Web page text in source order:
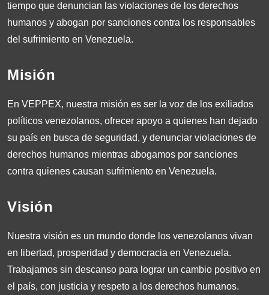
tiempo que denuncian las violaciones de los derechos
humanos y abogan por sanciones contra los responsables
del sufrimiento en Venezuela.
Misión
En VEPPEX, nuestra misión es ser la voz de los exiliados
políticos venezolanos, ofrecer apoyo a quienes han dejado
su país en busca de seguridad, y denunciar violaciones de
derechos humanos mientras abogamos por sanciones
contra quienes causan sufrimiento en Venezuela.
Visión
Nuestra visión es un mundo donde los venezolanos vivan
en libertad, prosperidad y democracia en Venezuela.
Trabajamos sin descanso para lograr un cambio positivo en
el país, con justicia y respeto a los derechos humanos.